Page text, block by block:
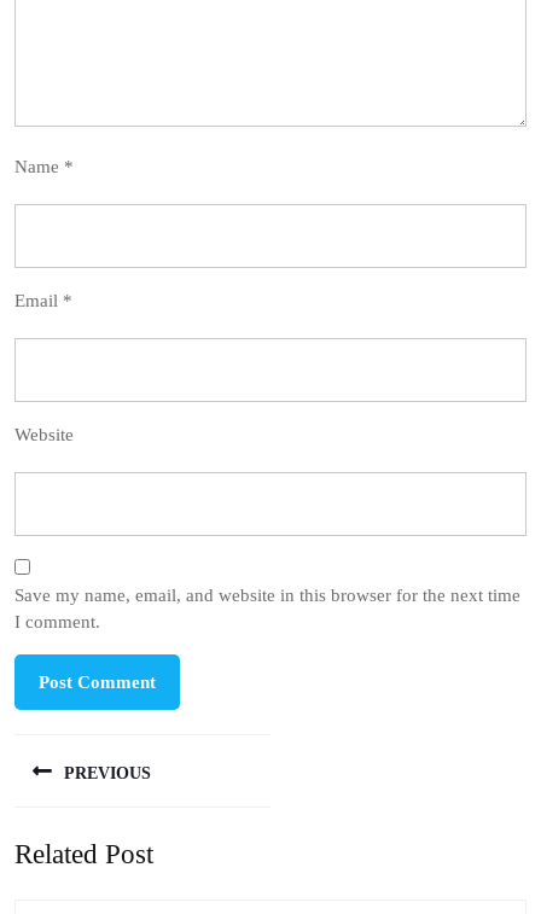
Name *
Email *
Website
Save my name, email, and website in this browser for the next time
I comment.
navigation
PREVIOUS
post:
Related Post